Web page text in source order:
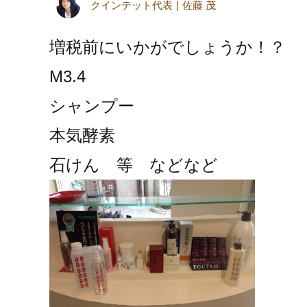
クインテット代表 佐藤 茂
増税前にいかがでしょうか！？
M3.4
シャンプー
本気酵素
石けん 等 などなど